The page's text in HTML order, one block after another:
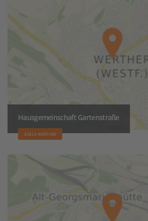
Hausgemeinschaft Gartenstraße
33824 WERTHER